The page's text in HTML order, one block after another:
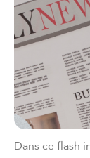
Dans ce flash